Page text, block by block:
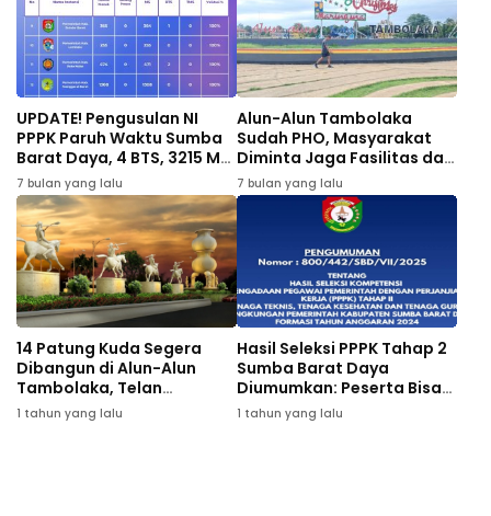
UPDATE! Pengusulan NI
PPPK Paruh Waktu Sumba
Barat Daya, 4 BTS, 3215 MS,
Kapan Pengangkatan?
7 bulan yang lalu
Alun-Alun Tambolaka
Sudah PHO, Masyarakat
Diminta Jaga Fasilitas dan
Kebersihan
7 bulan yang lalu
14 Patung Kuda Segera
Dibangun di Alun-Alun
Tambolaka, Telan
Anggaran Rp420 Juta
1 tahun yang lalu
Hasil Seleksi PPPK Tahap 2
Sumba Barat Daya
Diumumkan: Peserta Bisa
Lakukan Sanggah
1 tahun yang lalu